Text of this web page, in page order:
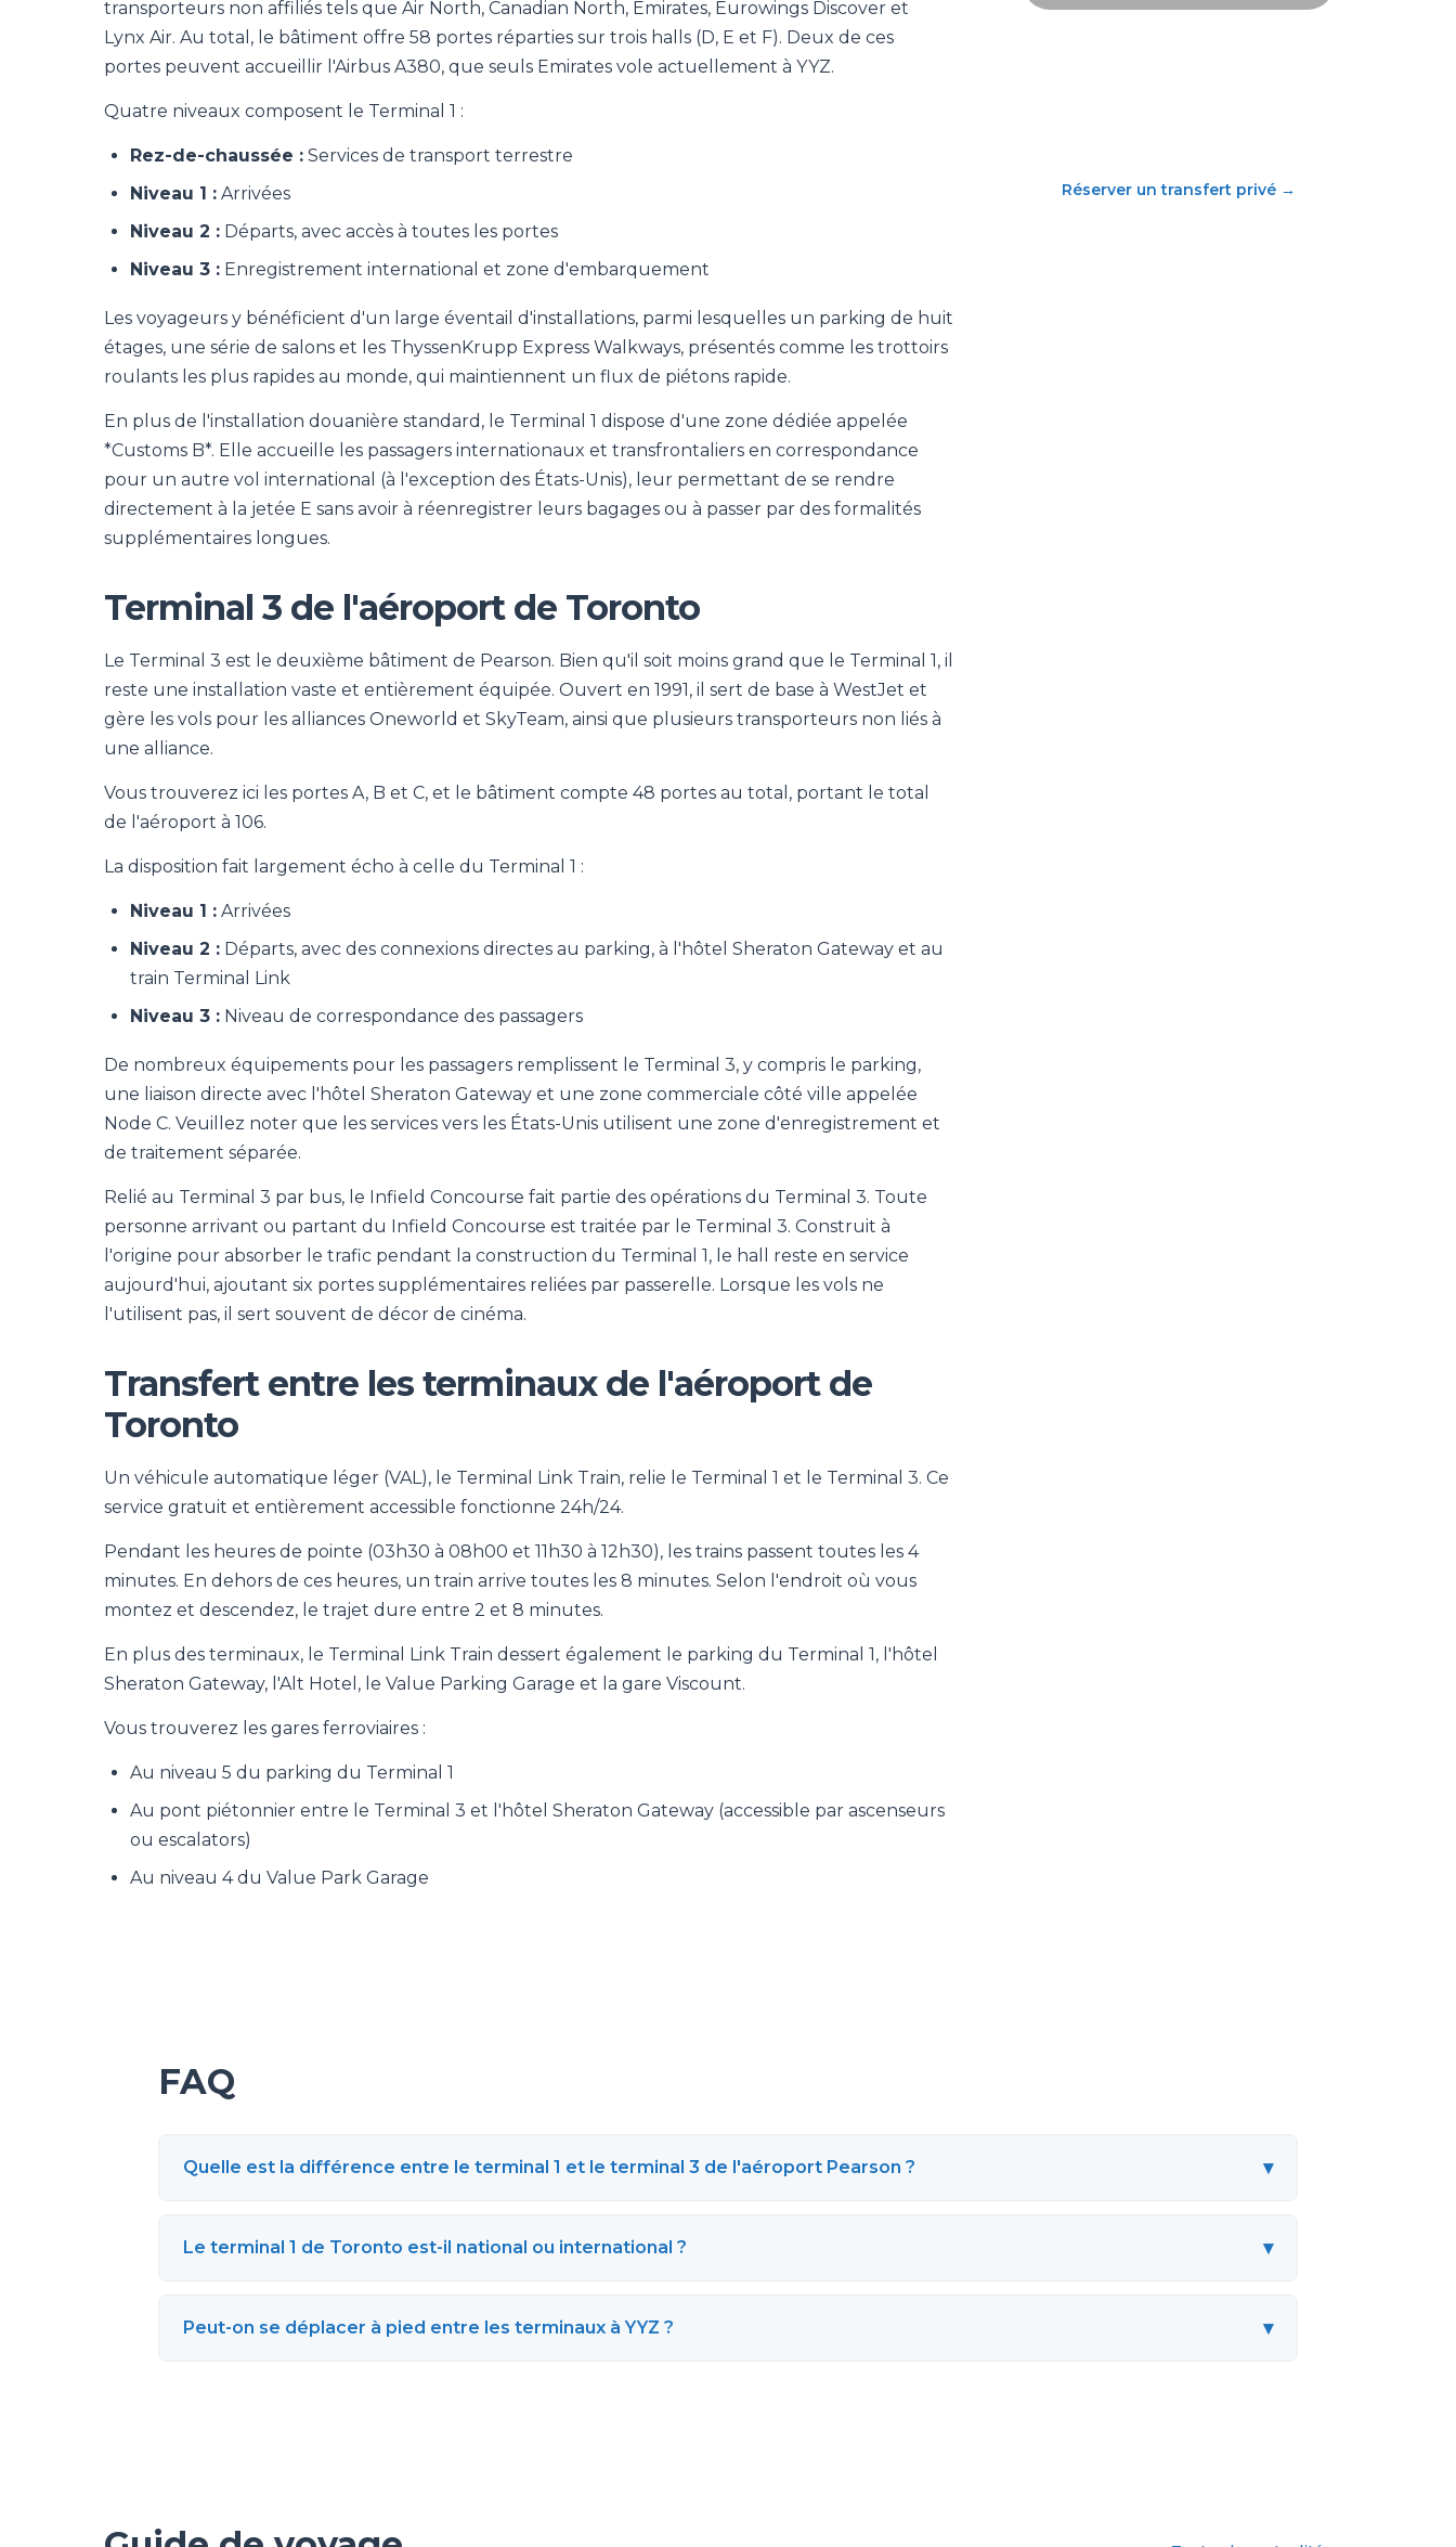
transporteurs non affiliés tels que Air North, Canadian North, Emirates, Eurowings Discover et
Lynx Air. Au total, le bâtiment offre 58 portes réparties sur trois halls (D, E et F). Deux de ces
portes peuvent accueillir l'Airbus A380, que seuls Emirates vole actuellement à YYZ.
Quatre niveaux composent le Terminal 1 :
Rez-de-chaussée : Services de transport terrestre
Niveau 1 : Arrivées
Niveau 2 : Départs, avec accès à toutes les portes
Niveau 3 : Enregistrement international et zone d'embarquement
Les voyageurs y bénéficient d'un large éventail d'installations, parmi lesquelles un parking de huit
étages, une série de salons et les ThyssenKrupp Express Walkways, présentés comme les trottoirs
roulants les plus rapides au monde, qui maintiennent un flux de piétons rapide.
En plus de l'installation douanière standard, le Terminal 1 dispose d'une zone dédiée appelée
*Customs B*. Elle accueille les passagers internationaux et transfrontaliers en correspondance
pour un autre vol international (à l'exception des États-Unis), leur permettant de se rendre
directement à la jetée E sans avoir à réenregistrer leurs bagages ou à passer par des formalités
supplémentaires longues.
Terminal 3 de l'aéroport de Toronto
Le Terminal 3 est le deuxième bâtiment de Pearson. Bien qu'il soit moins grand que le Terminal 1, il
reste une installation vaste et entièrement équipée. Ouvert en 1991, il sert de base à WestJet et
gère les vols pour les alliances Oneworld et SkyTeam, ainsi que plusieurs transporteurs non liés à
une alliance.
Vous trouverez ici les portes A, B et C, et le bâtiment compte 48 portes au total, portant le total
de l'aéroport à 106.
La disposition fait largement écho à celle du Terminal 1 :
Niveau 1 : Arrivées
Niveau 2 : Départs, avec des connexions directes au parking, à l'hôtel Sheraton Gateway et au
train Terminal Link
Niveau 3 : Niveau de correspondance des passagers
De nombreux équipements pour les passagers remplissent le Terminal 3, y compris le parking,
une liaison directe avec l'hôtel Sheraton Gateway et une zone commerciale côté ville appelée
Node C. Veuillez noter que les services vers les États-Unis utilisent une zone d'enregistrement et
de traitement séparée.
Relié au Terminal 3 par bus, le Infield Concourse fait partie des opérations du Terminal 3. Toute
personne arrivant ou partant du Infield Concourse est traitée par le Terminal 3. Construit à
l'origine pour absorber le trafic pendant la construction du Terminal 1, le hall reste en service
aujourd'hui, ajoutant six portes supplémentaires reliées par passerelle. Lorsque les vols ne
l'utilisent pas, il sert souvent de décor de cinéma.
Transfert entre les terminaux de l'aéroport de
Toronto
Un véhicule automatique léger (VAL), le Terminal Link Train, relie le Terminal 1 et le Terminal 3. Ce
service gratuit et entièrement accessible fonctionne 24h/24.
Pendant les heures de pointe (03h30 à 08h00 et 11h30 à 12h30), les trains passent toutes les 4
minutes. En dehors de ces heures, un train arrive toutes les 8 minutes. Selon l'endroit où vous
montez et descendez, le trajet dure entre 2 et 8 minutes.
En plus des terminaux, le Terminal Link Train dessert également le parking du Terminal 1, l'hôtel
Sheraton Gateway, l'Alt Hotel, le Value Parking Garage et la gare Viscount.
Vous trouverez les gares ferroviaires :
Au niveau 5 du parking du Terminal 1
Au pont piétonnier entre le Terminal 3 et l'hôtel Sheraton Gateway (accessible par ascenseurs
ou escalators)
Au niveau 4 du Value Park Garage
Réserver un transfert privé →
FAQ
Quelle est la différence entre le terminal 1 et le terminal 3 de l'aéroport Pearson ? ▾
Le terminal 1 de Toronto est-il national ou international ? ▾
Peut-on se déplacer à pied entre les terminaux à YYZ ? ▾